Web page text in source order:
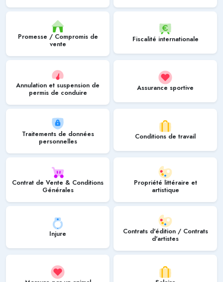
Promesse / Compromis de
vente
Fiscalité internationale
Annulation et suspension de
permis de conduire
Assurance sportive
Traitements de données
personnelles
Conditions de travail
Contrat de Vente & Conditions
Générales
Propriété littéraire et
artistique
Injure
Contrats d'édition / Contrats
d'artistes